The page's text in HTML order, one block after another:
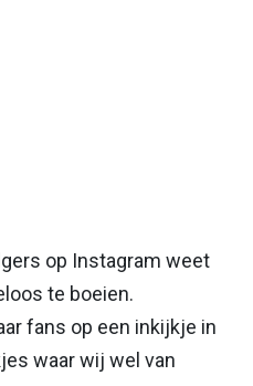
op Instagram weet
te boeien.
fans op een inkijkje in
waar wij wel van